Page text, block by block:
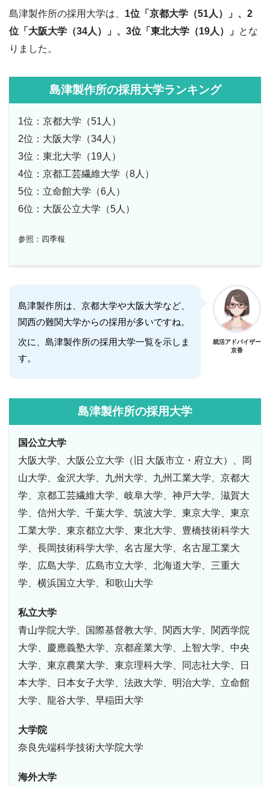
島津製作所の採用大学は、 1位「京都大学（51人）」、2
位「大阪大学（34人）」、3位「東北大学（19人）」 とな
りました。
島津製作所の採用大学ランキング
1位：京都大学（51人）
2位：大阪大学（34人）
3位：東北大学（19人）
4位：京都工芸繊維大学（8人）
5位：立命館大学（6人）
6位：大阪公立大学（5人）
参照：四季報
島津製作所は、京都大学や大阪大学など、
関西の難関大学からの採用が多いですね。
次に、島津製作所の採用大学一覧を示しま
す。
就活アドバイザー
京香
島津製作所の採用大学
国公立大学
大阪大学、大阪公立大学（旧 大阪市立・府立大）、岡
山大学、金沢大学、九州大学、九州工業大学、京都大
学、京都工芸繊維大学、岐阜大学、神戸大学、滋賀大
学、信州大学、千葉大学、筑波大学、東京大学、東京
工業大学、東京都立大学、東北大学、豊橋技術科学大
学、長岡技術科学大学、名古屋大学、名古屋工業大
学、広島大学、広島市立大学、北海道大学、三重大
学、横浜国立大学、和歌山大学
私立大学
青山学院大学、国際基督教大学、関西大学、関西学院
大学、慶應義塾大学、京都産業大学、上智大学、中央
大学、東京農業大学、東京理科大学、同志社大学、日
本大学、日本女子大学、法政大学、明治大学、立命館
大学、龍谷大学、早稲田大学
大学院
奈良先端科学技術大学院大学
海外大学